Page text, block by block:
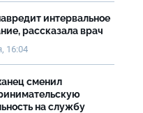
интервальное
рассказала врач
16:04
сменил
на службу